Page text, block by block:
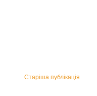
Старіша публікація